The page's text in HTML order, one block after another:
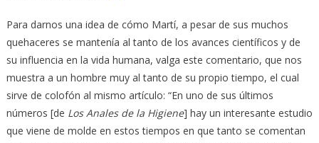
Para darnos una idea de cómo Martí, a pesar de sus muchos
quehaceres se mantenía al tanto de los avances científicos y de
su influencia en la vida humana, valga este comentario, que nos
muestra a un hombre muy al tanto de su propio tiempo, el cual
sirve de colofón al mismo artículo: “En uno de sus últimos
números [de Los Anales de la Higiene] hay un interesante estudio
que viene de molde en estos tiempos en que tanto se comentan